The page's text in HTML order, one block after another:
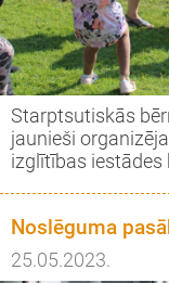
Starptsutiskās
jaunieši
izglītības iestādes
Noslēguma
25.05.2023.